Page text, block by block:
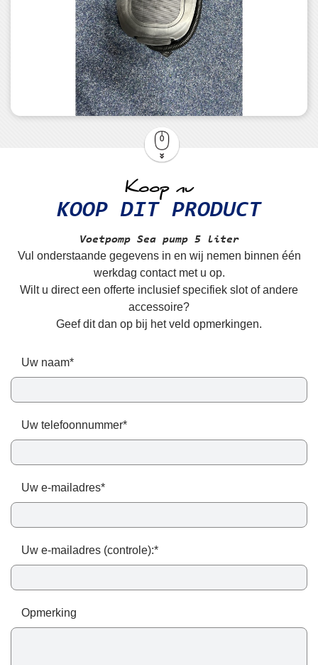
Koop nu
KOOP DIT PRODUCT
Voetpomp Sea pump 5 liter
Vul onderstaande gegevens in en wij nemen binnen één
werkdag contact met u op.
Wilt u direct een offerte inclusief specifiek slot of andere
accessoire?
Geef dit dan op bij het veld opmerkingen.
Uw naam*
Uw telefoonnummer*
Uw e-mailadres*
Uw e-mailadres (controle):*
Opmerking